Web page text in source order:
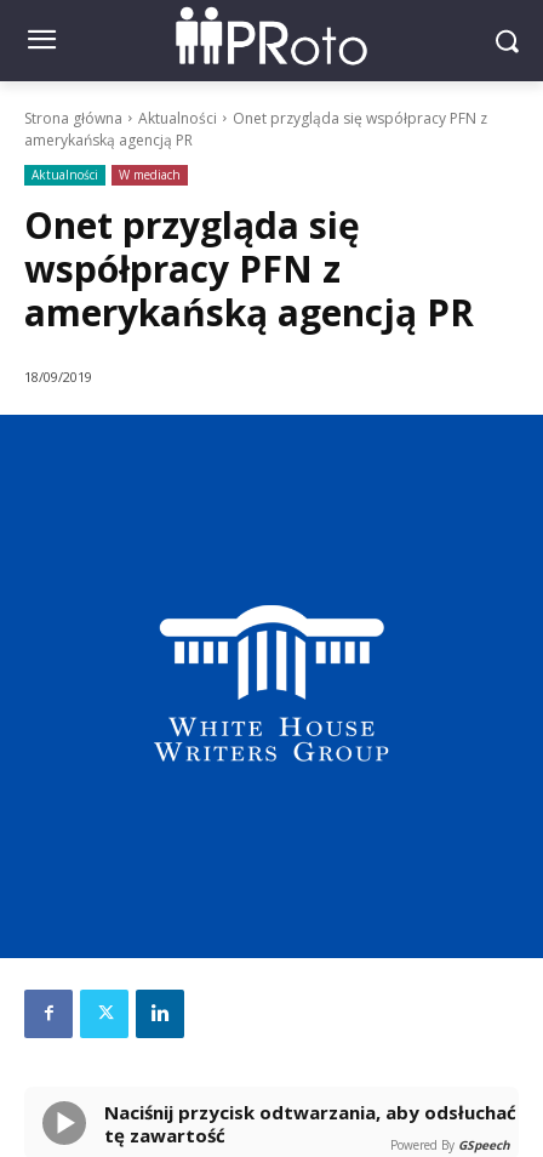
Strona główna Aktualności
Onet przygląda się współpracy PFN z
amerykańską agencją PR
Aktualności W mediach
Onet przygląda się
współpracy PFN z
amerykańską agencją PR
18/09/2019
Naciśnij przycisk odtwarzania, aby odsłuchać
tę zawartość
Powered By GSpeech